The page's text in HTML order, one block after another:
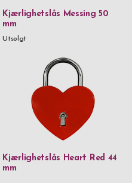
Kjærlighetslås Messing 50
mm
Utsolgt
Kjærlighetslås Heart Red 44
mm